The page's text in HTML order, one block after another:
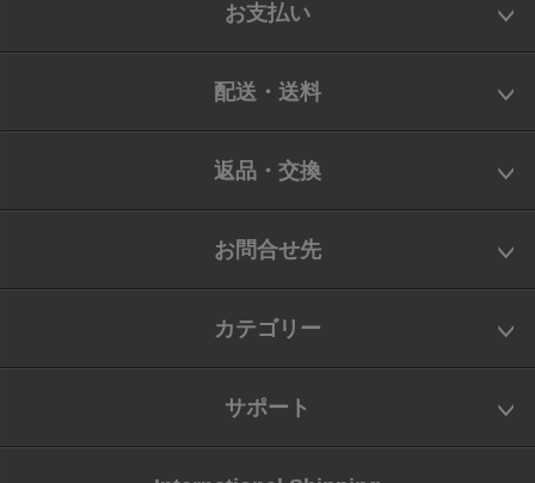
お支払い
配送・送料
返品・交換
お問合せ先
カテゴリー
サポート